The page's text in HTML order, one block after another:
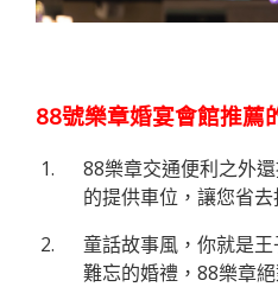
88號樂章婚宴會館推薦
88樂章交通便利之外
的提供車位，讓您省
童話故事風，你就是
難忘的婚禮，88樂章